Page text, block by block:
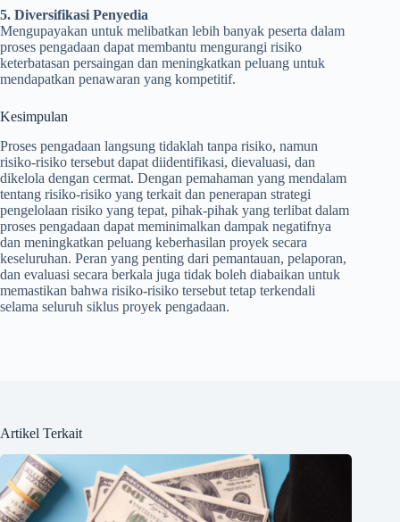
5. Diversifikasi Penyedia
Mengupayakan untuk melibatkan lebih banyak peserta dalam
proses pengadaan dapat membantu mengurangi risiko
keterbatasan persaingan dan meningkatkan peluang untuk
mendapatkan penawaran yang kompetitif.
Kesimpulan
Proses pengadaan langsung tidaklah tanpa risiko, namun
risiko-risiko tersebut dapat diidentifikasi, dievaluasi, dan
dikelola dengan cermat. Dengan pemahaman yang mendalam
tentang risiko-risiko yang terkait dan penerapan strategi
pengelolaan risiko yang tepat, pihak-pihak yang terlibat dalam
proses pengadaan dapat meminimalkan dampak negatifnya
dan meningkatkan peluang keberhasilan proyek secara
keseluruhan. Peran yang penting dari pemantauan, pelaporan,
dan evaluasi secara berkala juga tidak boleh diabaikan untuk
memastikan bahwa risiko-risiko tersebut tetap terkendali
selama seluruh siklus proyek pengadaan.
Artikel Terkait